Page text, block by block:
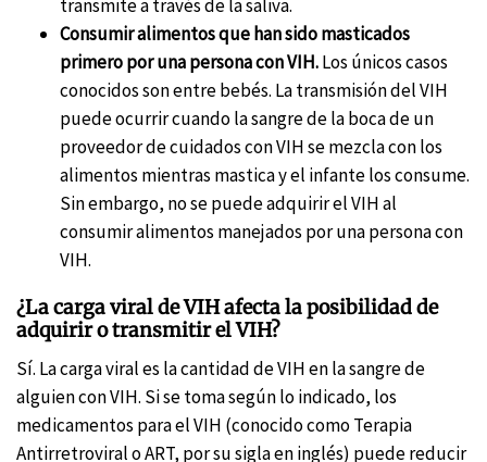
transmite a través de la saliva.
Consumir alimentos que han sido masticados
primero por una persona con VIH.Los únicos casos
conocidos son entre bebés. La transmisión del VIH
puede ocurrir cuando la sangre de la boca de un
proveedor de cuidados con VIH se mezcla con los
alimentos mientras mastica y el infante los consume.
Sin embargo, no se puede adquirir el VIH al
consumir alimentos manejados por una persona con
VIH.
¿La carga viral de VIH afecta la posibilidad de
adquirir o transmitir el VIH?
Sí. La carga viral es la cantidad de VIH en la sangre de
alguien con VIH. Si se toma según lo indicado, los
medicamentos para el VIH (conocido como Terapia
Antirretroviral o ART, por su sigla en inglés) puede reducir